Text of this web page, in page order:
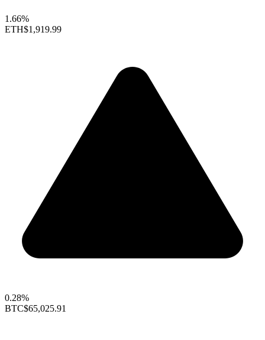
1.66%
ETH$1,919.99
0.28%
BTC$65,025.91